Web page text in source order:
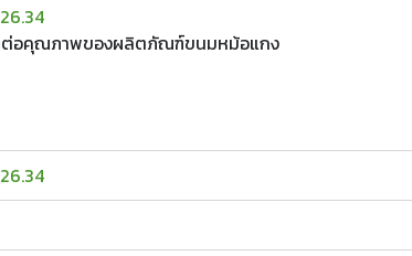
ต่อคุณภาพของผลิตภัณฑ์ขนมหม้อแกง